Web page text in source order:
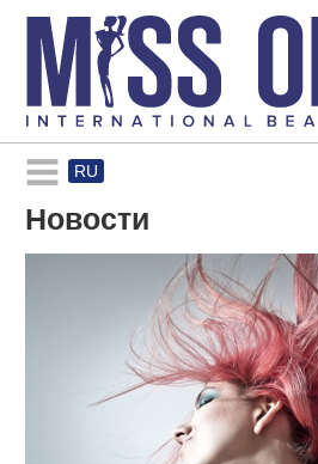
RU
Rules and regulations
About pageant
Participants
Gallery
Новости